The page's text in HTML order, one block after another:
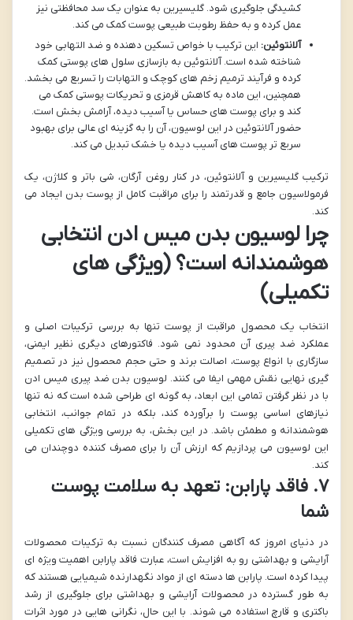
کشیدگی جلوگیری شود. گلیسیرین به عنوان یک سد محافظتی نیز
عمل کرده و به حفظ رطوبت طبیعی پوست کمک می کند.
آلانتوئین: این ترکیب با خواص تسکین دهنده و ضد التهابی خود
شناخته شده است. آلانتوئین به بازسازی سلول های پوستی کمک
کرده و فرآیند ترمیم زخم های کوچک و التهابات را تسریع می بخشد.
همچنین، این ماده به کاهش قرمزی و تحریکات پوستی کمک می
کند و برای پوست های حساس یا آسیب دیده، آرامش بخش است.
حضور آلانتوئین در این لوسیون، آن را به گزینه ای عالی برای بهبود
سریع تر پوست های آسیب دیده یا خشک تبدیل می کند.
ترکیب گلیسیرین و آلانتوئین، در کنار روغن آرگان، شی باتر و کلاژن، یک
فرمولاسیون جامع و قدرتمند را برای مراقبت کامل از پوست بدن ایجاد می
کند.
چرا لوسیون بدن میس ادن انتخابی
هوشمندانه است؟ (ویژگی های
تکمیلی)
انتخاب یک محصول مراقبت از پوست تنها به بررسی ترکیبات اصلی و
عملکرد ضد پیری آن محدود نمی شود. فاکتورهای دیگری نظیر ایمنی،
سازگاری با انواع پوست، اصالت برند و حتی حجم محصول نیز در تصمیم
گیری نهایی نقش مهمی ایفا می کنند. لوسیون بدن ضد پیری میس ادن
با در نظر گرفتن تمامی این ابعاد، به گونه ای طراحی شده است که نه تنها
نیازهای اساسی پوست را برآورده کند، بلکه در تمام جوانب، انتخابی
هوشمندانه و مطمئن باشد. در این بخش، به بررسی ویژگی های تکمیلی
این لوسیون می پردازیم که ارزش آن را برای مصرف کننده دوچندان می
کند.
۷. فاقد پارابن: تعهد به سلامت پوست
شما
در دنیای امروز که آگاهی مصرف کنندگان نسبت به ترکیبات محصولات
آرایشی و بهداشتی رو به افزایش است، عبارت فاقد پارابن اهمیت ویژه ای
پیدا کرده است. پارابن ها دسته ای از مواد نگهدارنده شیمیایی هستند که
به طور گسترده در محصولات آرایشی و بهداشتی برای جلوگیری از رشد
باکتری و قارچ استفاده می شوند. با این حال، نگرانی هایی در مورد اثرات